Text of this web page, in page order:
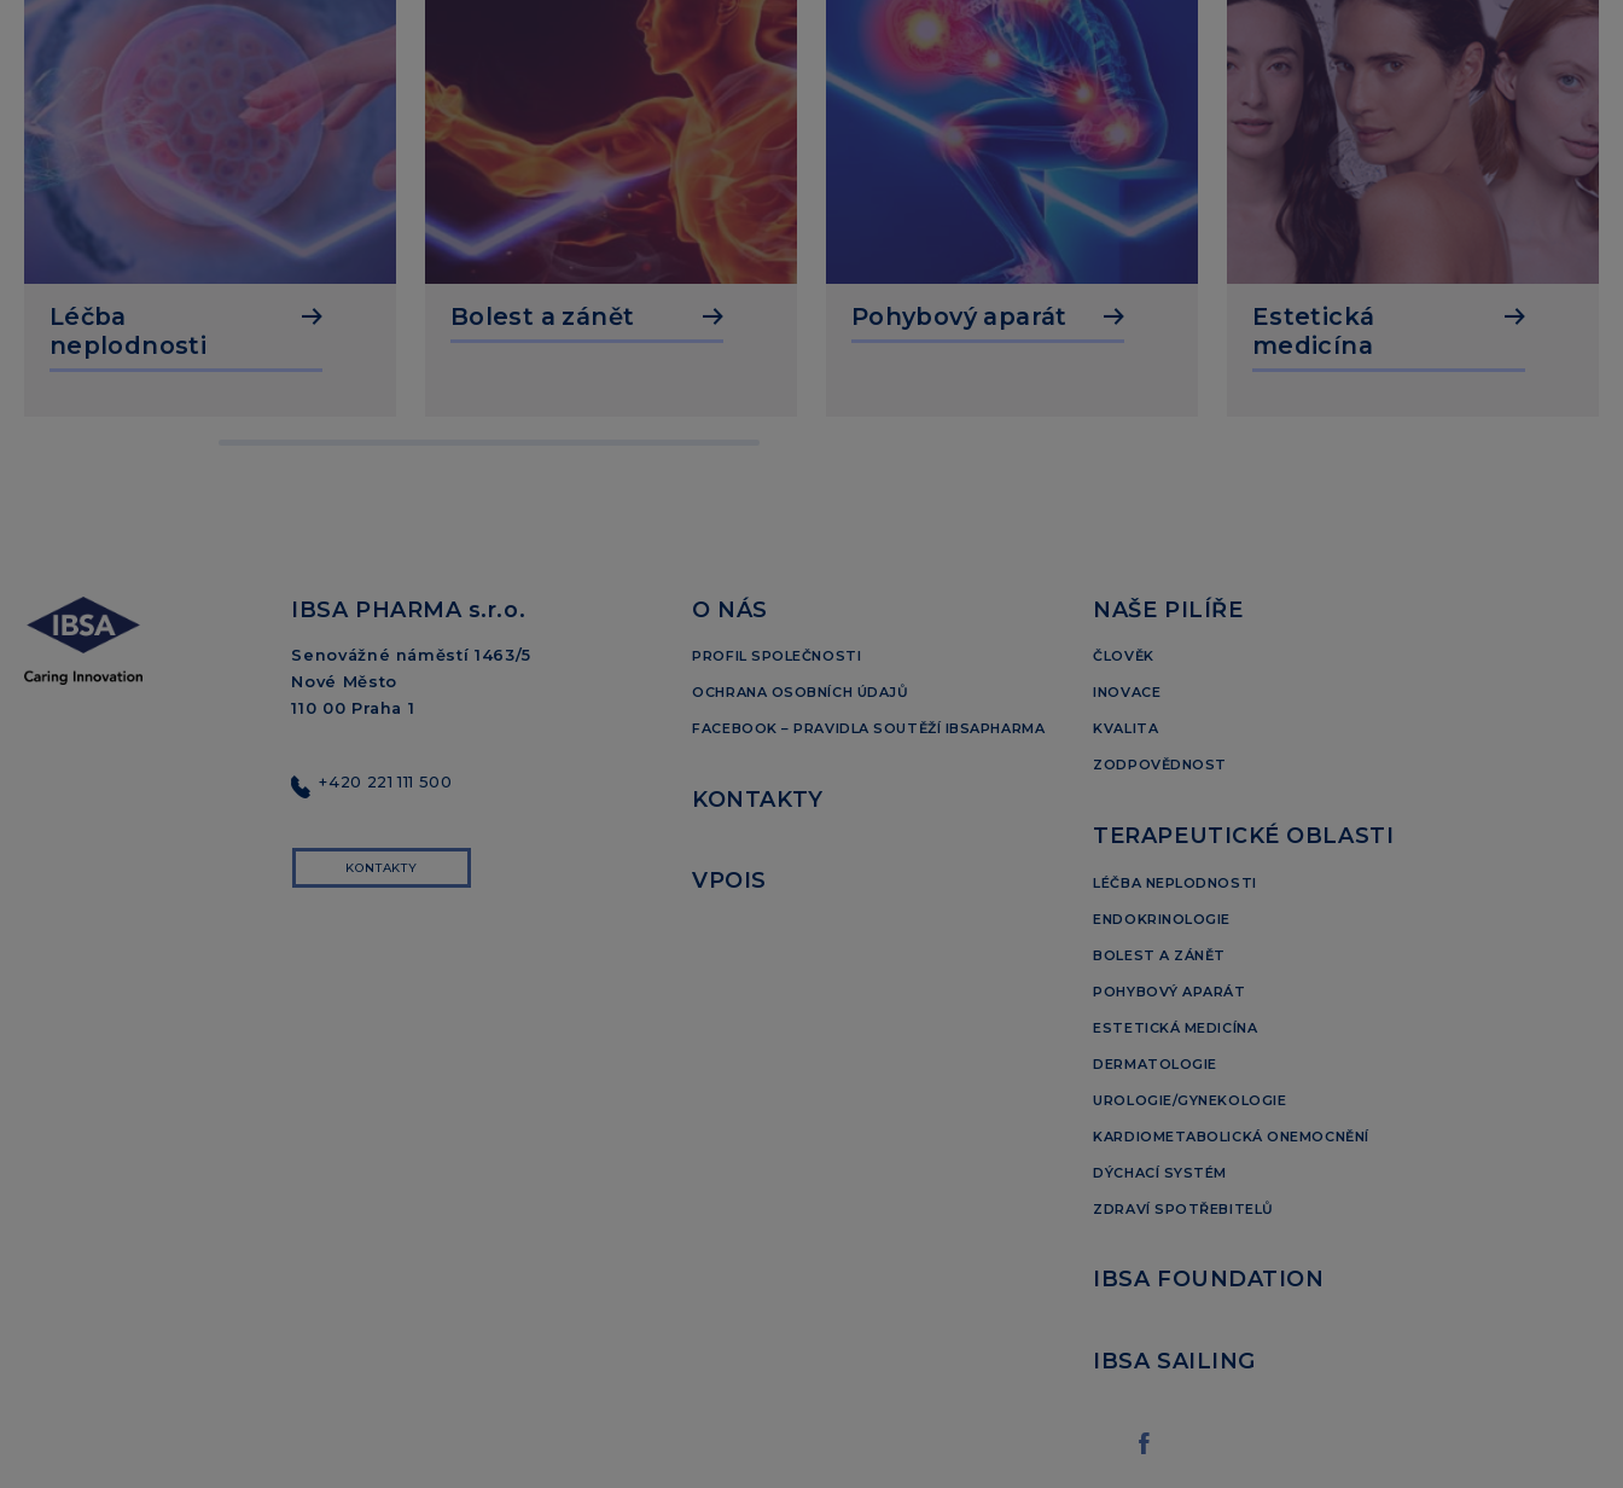
Léčba
neplodnosti
Bolest a zánět Pohybový aparát
Estetická
medicína
IBSA PHARMA s.r.o.
Senovážné náměstí 1463/5
Nové Město
110 00 Praha 1
+420 221 111 500
KONTAKTY
O NÁS
PROFIL SPOLEČNOSTI
OCHRANA OSOBNÍCH ÚDAJŮ
FACEBOOK – PRAVIDLA SOUTĚŽÍ IBSAPHARMA
KONTAKTY
VPOIS
NAŠE PILÍŘE
ČLOVĚK
INOVACE
KVALITA
ZODPOVĚDNOST
TERAPEUTICKÉ OBLASTI
LÉČBA NEPLODNOSTI
ENDOKRINOLOGIE
BOLEST A ZÁNĚT
POHYBOVÝ APARÁT
ESTETICKÁ MEDICÍNA
DERMATOLOGIE
UROLOGIE/GYNEKOLOGIE
KARDIOMETABOLICKÁ ONEMOCNĚNÍ
DÝCHACÍ SYSTÉM
ZDRAVÍ SPOTŘEBITELŮ
IBSA FOUNDATION
IBSA SAILING